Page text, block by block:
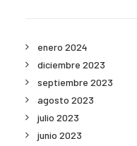
enero 2024
diciembre 2023
septiembre 2023
agosto 2023
julio 2023
junio 2023